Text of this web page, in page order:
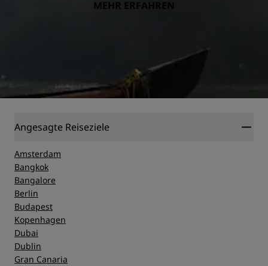
MEHR ERFAHREN
Angesagte Reiseziele
Amsterdam
Bangkok
Bangalore
Berlin
Budapest
Kopenhagen
Dubai
Dublin
Gran Canaria